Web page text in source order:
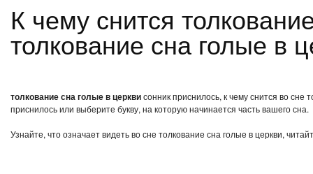
К чему снится толкование сна голые в церкви?
толкование сна голые в
толкование сна голые в церквисонник приснилось, к чему снится во сне
приснилось или выберите букву, на которую начинается часть вашего сна.
Узнайте, что означает видеть во сне толкование сна голые в церкви,